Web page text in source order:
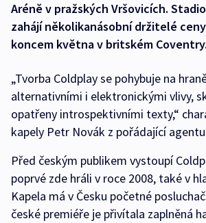
Aréně v pražských Vršovicích.
zahájí několikanásobní držitelé
koncem května v britském Coventry.
„Tvorba Coldplay se pohybuje na
alternativními i elektronickými vlivy,
opatřeny introspektivními texty,“
kapely Petr Novák z pořádající
Před českým publikem vystoupí
poprvé zde hráli v roce 2008, také v
Kapela má v Česku početné
české premiéře je přivítala zaplněná